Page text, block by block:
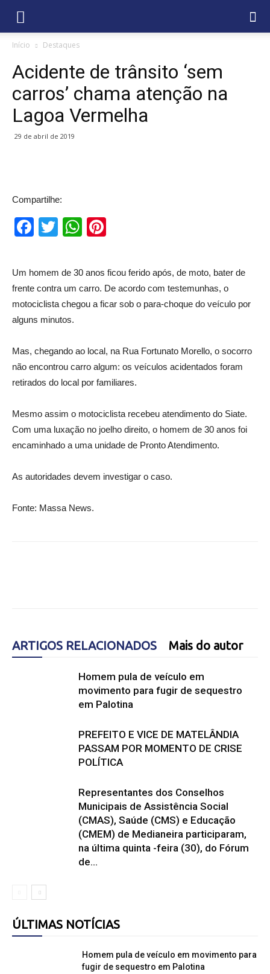
Início Destaques
Acidente de trânsito ‘sem
carros’ chama atenção na
Lagoa Vermelha
29 de abril de 2019
Compartilhe:
Facebook
TwitterWhatsApp
Um homem de 30 anos ficou ferido após, de moto, bater de
frente contra um carro. De acordo com testemunhas, o
motociclista chegou a ficar sob o para-choque do veículo por
alguns minutos.
Mas, chegando ao local, na Rua Fortunato Morello, o socorro
não encontrou carro algum: os veículos acidentados foram
retirados do local por familiares.
Mesmo assim o motociclista recebeu atendimento do Siate.
Com uma luxação no joelho direito, o homem de 30 anos foi
encaminhado a uma unidade de Pronto Atendimento.
As autoridades devem investigar o caso.
Fonte: Massa News.
ARTIGOS RELACIONADOS Mais do autor
Homem pula de veículo em
movimento para fugir de sequestro
em Palotina
PREFEITO E VICE DE MATELÂNDIA
PASSAM POR MOMENTO DE CRISE
POLÍTICA
Representantes dos Conselhos
Municipais de Assistência Social
(CMAS), Saúde (CMS) e Educação
(CMEM) de Medianeira participaram,
na última quinta -feira (30), do Fórum
de...
ÚLTIMAS NOTÍCIAS
Homem pula de veículo em movimento para
fugir de sequestro em Palotina